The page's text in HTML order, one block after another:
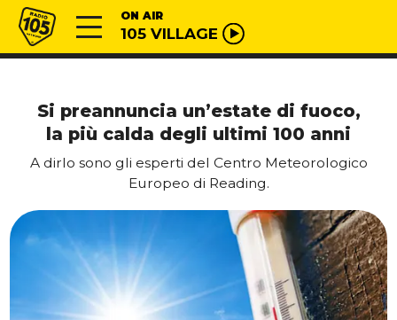
Vai al contenuto
Radio 105 ON AIR
105 VILLAGE
Si preannuncia un’estate di fuoco,
la più calda degli ultimi 100 anni
A dirlo sono gli esperti del Centro Meteorologico
Europeo di Reading.